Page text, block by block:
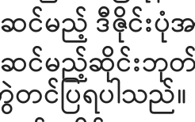
င်မည့် ဒီဇိုင်းပုံအ
ဆင်မည့်ဆိုင်း
တွဲတင်ပြရပါသည်။